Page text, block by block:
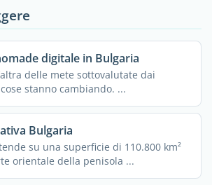
digitale in Bulgaria
delle mete sottovalutate dai
stanno cambiando. ...
Bulgaria
su una superficie di 110.800 km²
orientale della penisola ...